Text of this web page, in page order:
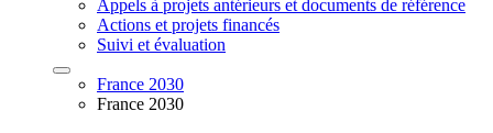
Appels à projets antérieurs et documents de référence
Actions et projets financés
Suivi et évaluation
France 2030
France 2030